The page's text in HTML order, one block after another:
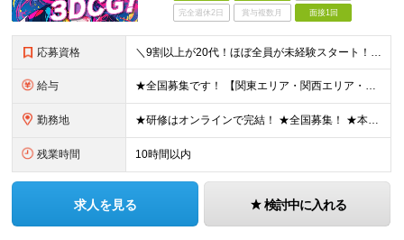
完全週休2日 賞与複数月 面接1回
応募資格 ＼9割以上が20代！ほぼ全員が未経験スタート！／ ★未経験歓迎 ★学歴不問 ★第二新卒歓迎 ★ブランクOK 特別な知識や経験は一切不問です。 「やってみたい」という意欲を重視し、選考を行います。
給与 ★全国募集です！ 【関東エリア・関西エリア・東海エリア】 ■月給22万円～30万円＋各種手当 ※上記には、固定残業代が含まれます └関東エリア：月9時間分（月1万3808円～） └関西エリア：月15
勤務地 ★研修はオンラインで完結！ ★全国募集！ ★本配属後はリモート可能な案件もあり！ 下記いずれかでの勤務になります ◎本社 ◎各事業所 ◎全国の各プロジェクト先 【東京本社】 東京都台東区上野7丁目
残業時間 10時間以内
求人を見る 検討中に入れる